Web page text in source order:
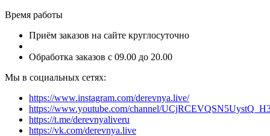
Время работы
Приём заказов на сайте круглосуточно
Обработка заказов с 09.00 до 20.00
Мы в социальных сетях:
https://www.instagram.com/derevnya.live/
https://www.youtube.com/channel/
https://t.me/derevnyaliveru
https://vk.com/derevnya.live